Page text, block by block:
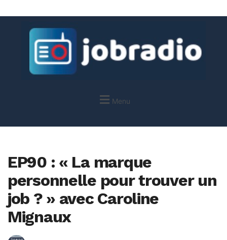
Menu
EP90 : « La marque
personnelle pour trouver un
job ? » avec Caroline
Mignaux